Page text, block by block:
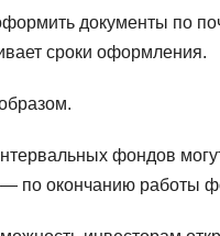
документы по
сроки оформления.
фондов
— по окончанию работы